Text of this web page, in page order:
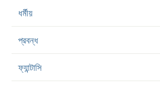
ধর্মীয়
প্রবন্ধ
ফ্যান্টাসি